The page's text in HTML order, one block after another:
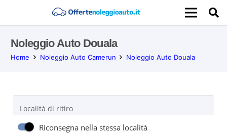
Noleggio Auto Douala
Home Noleggio Auto Camerun Noleggio Auto Douala
Località di ritiro
Riconsegna nella stessa località